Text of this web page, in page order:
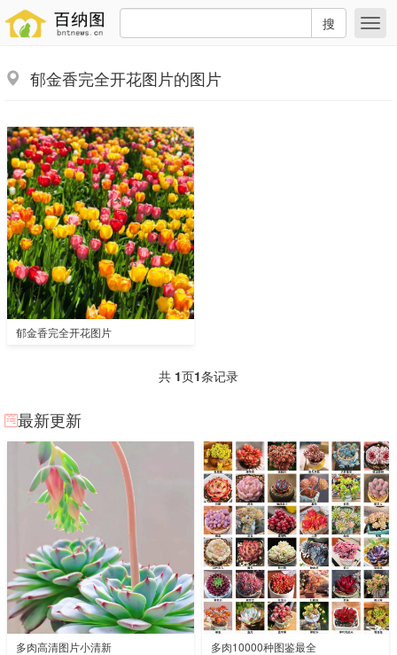
搜
郁金香完全开花图片的图片
郁金香完全开花图片
共 1页1条记录
最新更新
多肉高清图片小清新 多肉10000种图鉴最全